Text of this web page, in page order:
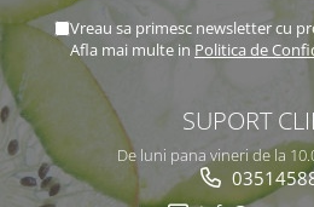
Vreau sa primesc newsletter cu
Afla mai multe in Politica de
SUPORT
De luni pana vineri de la